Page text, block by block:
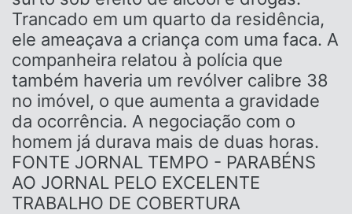
Trancado em um quarto da residência,
ele ameaçava a criança com uma faca. A
companheira relatou à polícia que
também haveria um revólver calibre 38
no imóvel, o que aumenta a gravidade
da ocorrência. A negociação com o
homem já durava mais de duas horas.
FONTE JORNAL TEMPO - PARABÉNS
AO JORNAL PELO EXCELENTE
TRABALHO DE COBERTURA